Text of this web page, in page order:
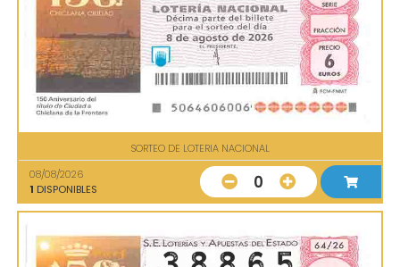
SORTEO DE LOTERIA NACIONAL
08/08/2026
1 DISPONIBLES 0